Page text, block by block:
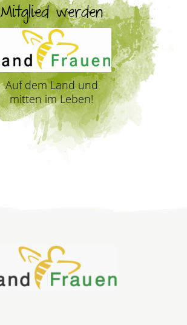
Mitglied werden
Auf dem Land und
mitten im Leben!